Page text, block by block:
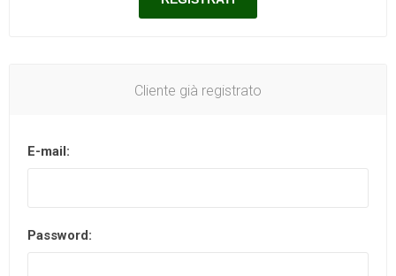
Cliente già registrato
E-mail:
Password: